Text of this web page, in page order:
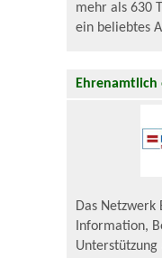
mehr als 630
ein beliebtes
Ehrenamtlich
Das
Information,
Unterstützung